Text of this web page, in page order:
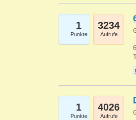
1
Punkte
3234
Aufrufe
1
Punkte
4026
Aufrufe